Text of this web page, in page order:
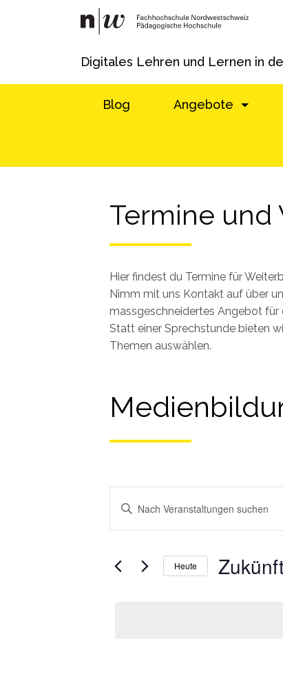
Digitales Lehren und Lernen in
Blog Angebote
Termine und
Hier findest du Termine für
Nimm mit uns Kontakt auf über
massgeschneidertes Angebot für
Statt einer Sprechstunde bieten
Themen auswählen.
Veranstaltungen
und
Ansichtennavigation
Schlüsselwort
Veranstaltungen
Heute